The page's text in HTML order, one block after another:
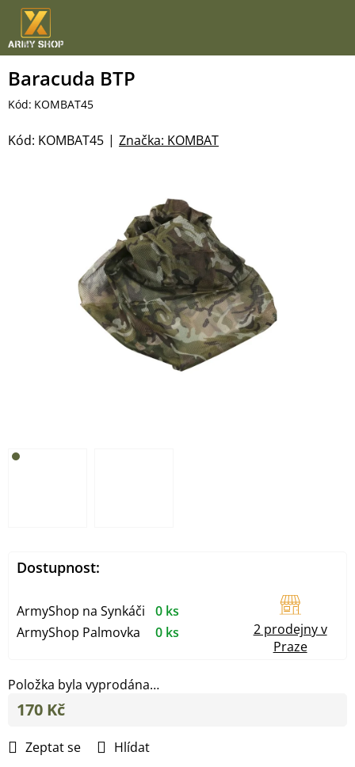
Přejít
obsah
Baracuda BTP
Kód: KOMBAT45
Značka: KOMBAT
Kód: KOMBAT45
Položka byla vyprodána…
Zeptat se Hlídat
170 Kč
cena:
Dostupnost:
ArmyShop na Synkáči
0 ks
ArmyShop Palmovka
0 ks
2 prodejny v
Praze